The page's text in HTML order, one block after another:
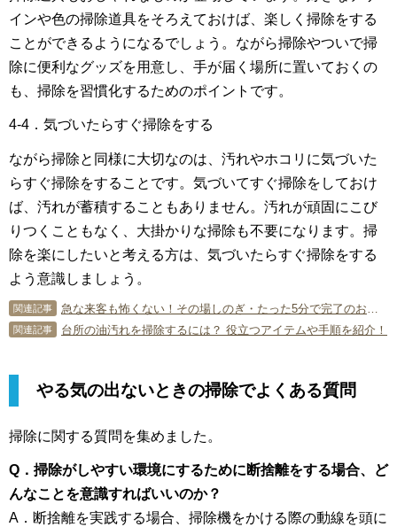
インや色の掃除道具をそろえておけば、楽しく掃除をする
ことができるようになるでしょう。ながら掃除やついで掃
除に便利なグッズを用意し、手が届く場所に置いておくの
も、掃除を習慣化するためのポイントです。
4-4．気づいたらすぐ掃除をする
ながら掃除と同様に大切なのは、汚れやホコリに気づいた
らすぐ掃除をすることです。気づいてすぐ掃除をしておけ
ば、汚れが蓄積することもありません。汚れが頑固にこび
りつくこともなく、大掛かりな掃除も不要になります。掃
除を楽にしたいと考える方は、気づいたらすぐ掃除をする
よう意識しましょう。
関連記事
関連記事 台所の油汚れを掃除するには？ 役立つアイテムや手順を紹介！
やる気の出ないときの掃除でよくある質問
掃除に関する質問を集めました。
Q．掃除がしやすい環境にするために断捨離をする場合、ど
んなことを意識すればいいのか？
A．断捨離を実践する場合、掃除機をかける際の動線を頭に